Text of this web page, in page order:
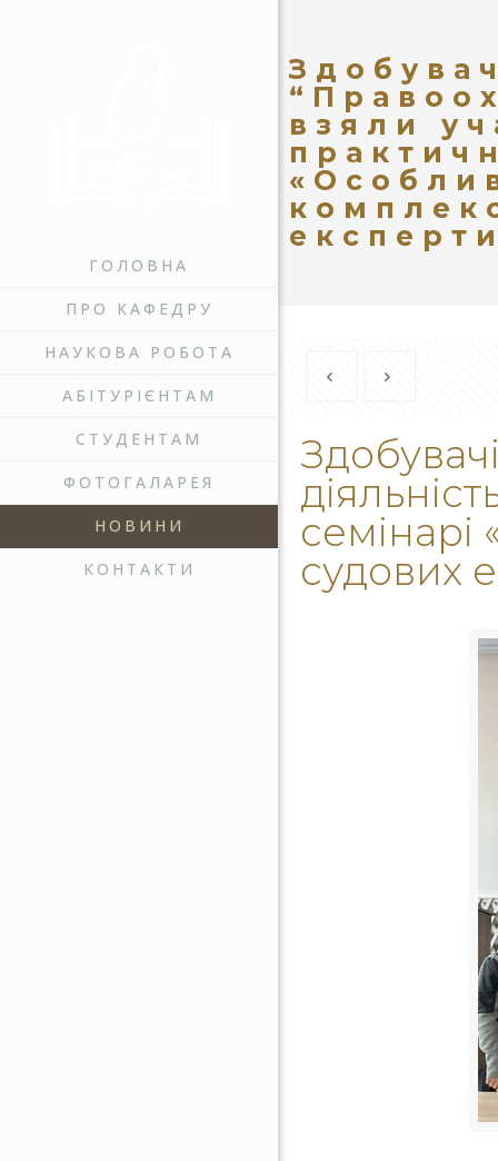
ГОЛОВНА
ПРО КАФЕДРУ
НАУКОВА РОБОТА
АБІТУРІЄНТАМ
СТУДЕНТАМ
ФОТОГАЛАРЕЯ
НОВИНИ
КОНТАКТИ
взяли
судових